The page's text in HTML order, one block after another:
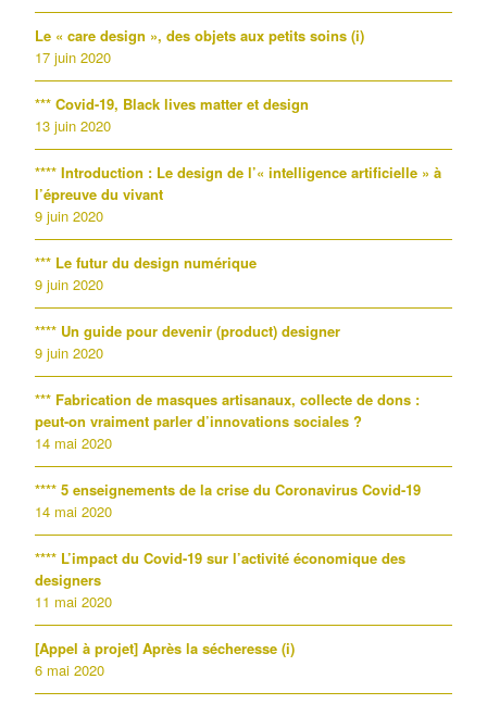
Le « care design », des objets aux petits soins (i)
17 juin 2020
*** Covid-19, Black lives matter et design
13 juin 2020
**** Introduction : Le design de l’« intelligence artificielle » à
l’épreuve du vivant
9 juin 2020
*** Le futur du design numérique
9 juin 2020
**** Un guide pour devenir (product) designer
9 juin 2020
*** Fabrication de masques artisanaux, collecte de dons :
peut-on vraiment parler d’innovations sociales ?
14 mai 2020
**** 5 enseignements de la crise du Coronavirus Covid-19
14 mai 2020
**** L’impact du Covid-19 sur l’activité économique des
designers
11 mai 2020
[Appel à projet] Après la sécheresse (i)
6 mai 2020